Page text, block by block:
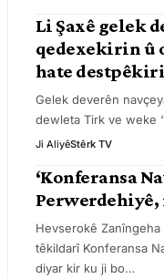
Li Şaxê gelek
qedexekirin û
hate
Gelek deverên
dewleta Tirk ve weke
Ji AliyêStêrk TV
‘Konferansa
Perwerdehiyê,
Hevserokê
têkildarî Konferansa
diyar kir ku ji bo…